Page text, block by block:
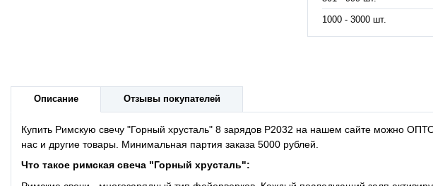
1000 - 3000 шт.
Описание Отзывы покупателей
Купить Римскую свечу "Горный хрусталь" 8 зарядов P2032 на нашем сайте можно
нас и другие товары. Минимальная партия заказа 5000 рублей.
Что такое римская свеча "Горный хрусталь":